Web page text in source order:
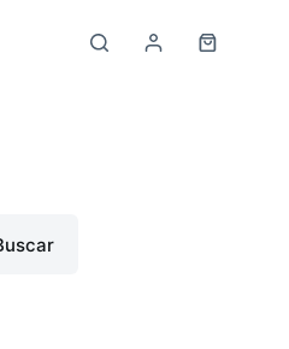
Carro